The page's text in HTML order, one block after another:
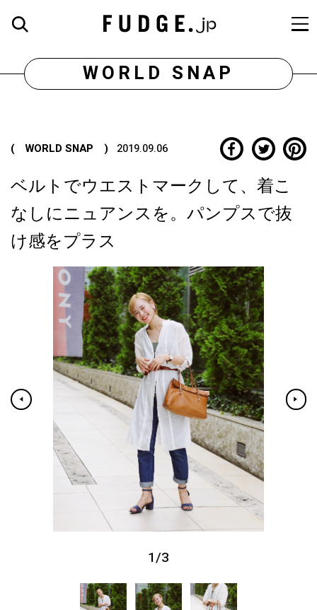
WORLD SNAP
( WORLD SNAP ) 2019.09.06
ベルトでウエストマークして、着こ
なしにニュアンスを。パンプスで抜
け感をプラス
1/3